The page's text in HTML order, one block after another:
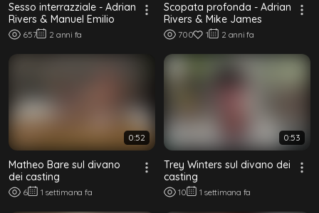
Sesso interrazziale - Adrian
Rivers & Manuel Emilio
657 2 anni fa
Scopata profonda - Adrian
Rivers & Mike James
700 1 2 anni fa
0:52
Matheo Bare sul divano
dei casting
6 1 settimana fa
0:53
Trey Winters sul divano dei
casting
10 1 settimana fa